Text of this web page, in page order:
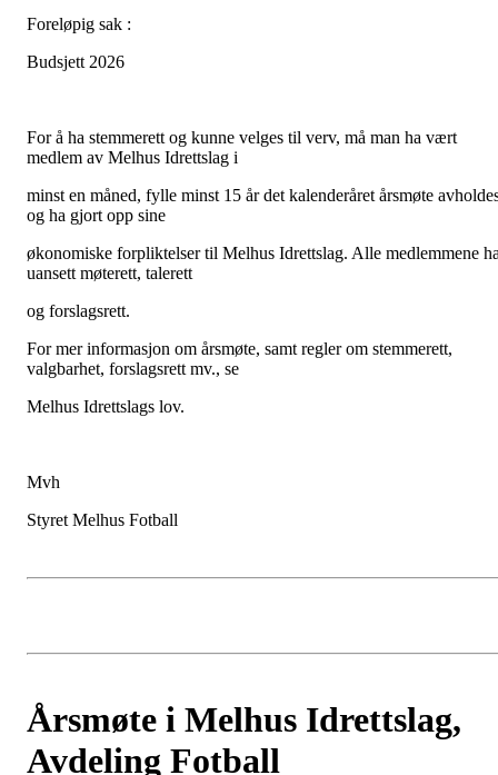
Foreløpig sak :
Budsjett 2026
For å ha stemmerett og kunne velges til verv, må man ha vært
medlem av Melhus Idrettslag i
minst en måned, fylle minst 15 år det kalenderåret årsmøte
og ha gjort opp sine
økonomiske forpliktelser til Melhus Idrettslag. Alle medlemmene
uansett møterett, talerett
og forslagsrett.
For mer informasjon om årsmøte, samt regler om stemmerett,
valgbarhet, forslagsrett mv., se
Melhus Idrettslags lov.
Mvh
Styret Melhus Fotball
Årsmøte i Melhus Idrettslag,
Avdeling Fotball